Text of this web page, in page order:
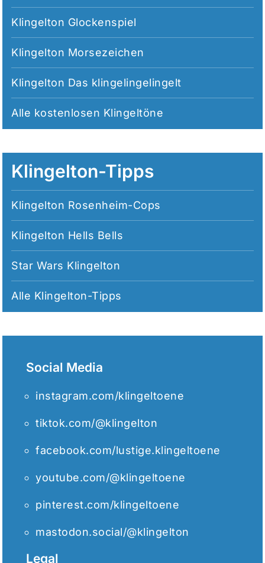
Klingelton Glockenspiel
Klingelton Morsezeichen
Klingelton Das klingelingelingelt
Alle kostenlosen Klingeltöne
Klingelton-Tipps
Klingelton Rosenheim-Cops
Klingelton Hells Bells
Star Wars Klingelton
Alle Klingelton-Tipps
Social Media
instagram.com/klingeltoene
tiktok.com/@klingelton
facebook.com/lustige.klingeltoene
youtube.com/@klingeltoene
pinterest.com/klingeltoene
mastodon.social/@klingelton
Legal